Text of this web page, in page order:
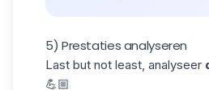
5) Prestaties analyseren
Last but not least, analyseer
💪🏼